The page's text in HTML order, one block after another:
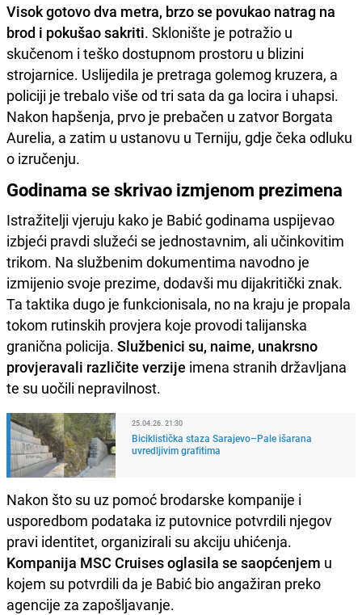
Visok gotovo dva metra, brzo se povukao natrag na
brod i pokušao sakriti. Sklonište je potražio u
skučenom i teško dostupnom prostoru u blizini
strojarnice. Uslijedila je pretraga golemog kruzera, a
policiji je trebalo više od tri sata da ga locira i uhapsi.
Nakon hapšenja, prvo je prebačen u zatvor Borgata
Aurelia, a zatim u ustanovu u Terniju, gdje čeka odluku
o izručenju.
Godinama se skrivao izmjenom prezimena
Istražitelji vjeruju kako je Babić godinama uspijevao
izbjeći pravdi služeći se jednostavnim, ali učinkovitim
trikom. Na službenim dokumentima navodno je
izmijenio svoje prezime, dodavši mu dijakritički znak.
Ta taktika dugo je funkcionisala, no na kraju je propala
tokom rutinskih provjera koje provodi talijanska
granična policija. Službenici su, naime, unakrsno
provjeravali različite verzije imena stranih državljana
te su uočili nepravilnost.
25.04.26. 21:30
Biciklistička staza Sarajevo–Pale išarana
uvredljivim grafitima
Nakon što su uz pomoć brodarske kompanije i
usporedbom podataka iz putovnice potvrdili njegov
pravi identitet, organizirali su akciju uhićenja.
Kompanija MSC Cruises oglasila se saopćenjem u
kojem su potvrdili da je Babić bio angažiran preko
agencije za zapošljavanje.